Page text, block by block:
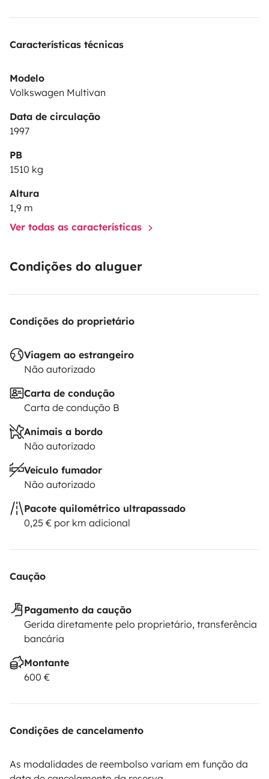
Características técnicas
Modelo
Volkswagen Multivan
Data de circulação
1997
PB
1510 kg
Altura
1,9 m
Ver todas as características
Condições do aluguer
Condições do proprietário
Viagem ao estrangeiro
Não autorizado
Carta de condução
Carta de condução B
Animais a bordo
Não autorizado
Veículo fumador
Não autorizado
Pacote quilométrico ultrapassado
0,25 € por km adicional
Caução
Pagamento da caução
Gerida diretamente pelo proprietário, transferência
bancária
Montante
600 €
Condições de cancelamento
As modalidades de reembolso variam em função da